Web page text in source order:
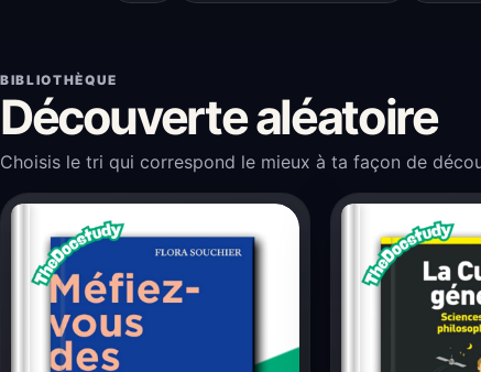
BIBLIOTHÈQUE
Découverte aléatoire
Choisis le tri qui correspond le mieux à ta façon de